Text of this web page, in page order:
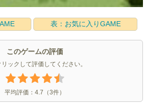
表：お気に入りGAME
このゲームの評価
ックして評価してください。
平均評価： 4.7 （3件）